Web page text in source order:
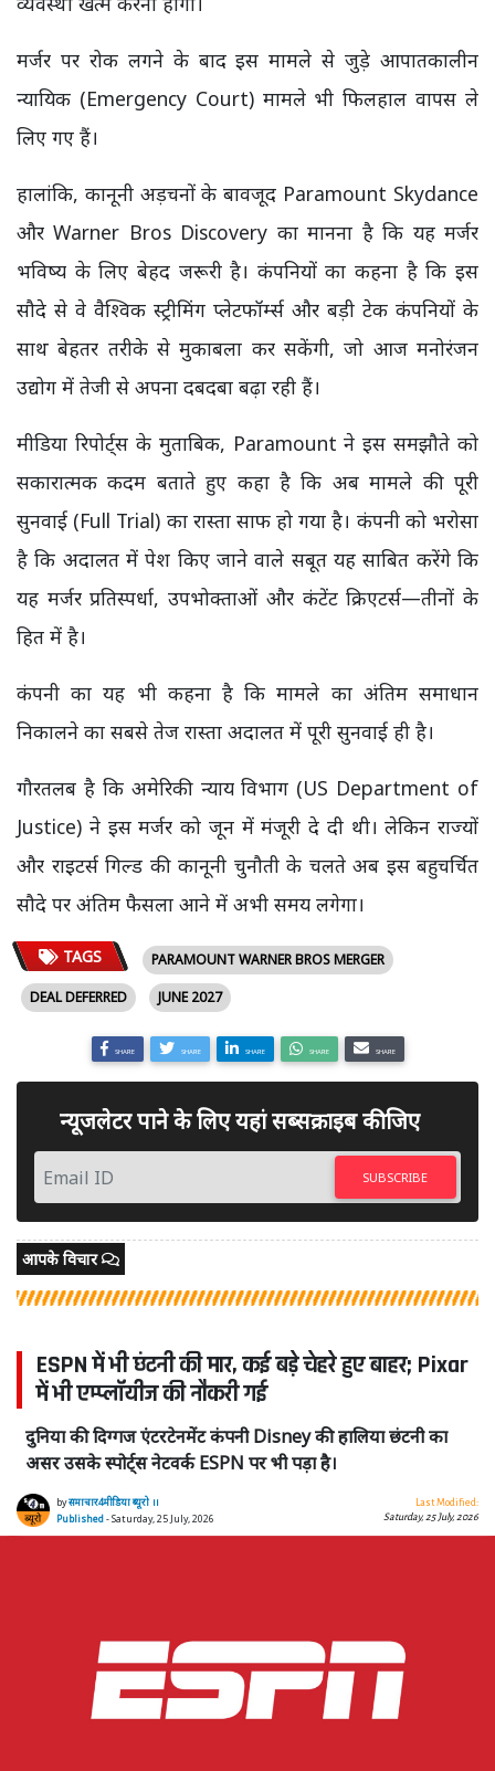
मर्जर पर रोक लगने के बाद इस मामले से जुड़े आपातकालीन
न्यायिक (Emergency Court) मामले भी फिलहाल वापस ले
लिए गए हैं।
हालांकि, कानूनी अड़चनों के बावजूद Paramount Skydance
और Warner Bros Discovery का मानना है कि यह मर्जर
भविष्य के लिए बेहद जरूरी है। कंपनियों का कहना है कि इस
सौदे से वे वैश्विक स्ट्रीमिंग प्लेटफॉर्म्स और बड़ी टेक कंपनियों के
साथ बेहतर तरीके से मुकाबला कर सकेंगी, जो आज मनोरंजन
उद्योग में तेजी से अपना दबदबा बढ़ा रही हैं।
मीडिया रिपोर्ट्स के मुताबिक, Paramount ने इस समझौते को
सकारात्मक कदम बताते हुए कहा है कि अब मामले की पूरी
सुनवाई (Full Trial) का रास्ता साफ हो गया है। कंपनी को भरोसा
है कि अदालत में पेश किए जाने वाले सबूत यह साबित करेंगे कि
यह मर्जर प्रतिस्पर्धा, उपभोक्ताओं और कंटेंट क्रिएटर्स—तीनों के
हित में है।
कंपनी का यह भी कहना है कि मामले का अंतिम समाधान
निकालने का सबसे तेज रास्ता अदालत में पूरी सुनवाई ही है।
गौरतलब है कि अमेरिकी न्याय विभाग (US Department of
Justice) ने इस मर्जर को जून में मंजूरी दे दी थी। लेकिन राज्यों
और राइटर्स गिल्ड की कानूनी चुनौती के चलते अब इस बहुचर्चित
सौदे पर अंतिम फैसला आने में अभी समय लगेगा।
TAGS
PARAMOUNT WARNER BROS MERGER
DEAL DEFERRED
JUNE 2027
SHARE SHARE SHARE SHARE SHARE
न्यूजलेटर पाने के लिए यहां सब्सक्राइब कीजिए
SUBSCRIBE
आपके विचार
ESPN में भी छंटनी की मार, कई बड़े चेहरे हुए बाहर; Pixar
में भी एम्प्लॉयीज की नौकरी गई
दुनिया की दिग्गज एंटरटेनमेंट कंपनी Disney की हालिया छंटनी का
असर उसके स्पोर्ट्स नेटवर्क ESPN पर भी पड़ा है।
byसमाचार4मीडिया ब्यूरो ।।
Published- Saturday, 25 July, 2026
Last Modified:
Saturday, 25 July, 2026